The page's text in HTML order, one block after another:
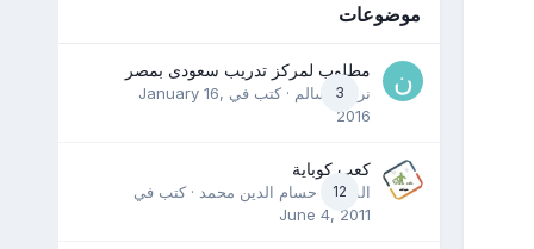
موضوعات
3
مطلوب لمركز تدريب سعودى بمصر
نرمين سالم · كتب في January 16,
2016
12
كعب كوباية
المدرب حسام الدين محمد · كتب في
June 4, 2011